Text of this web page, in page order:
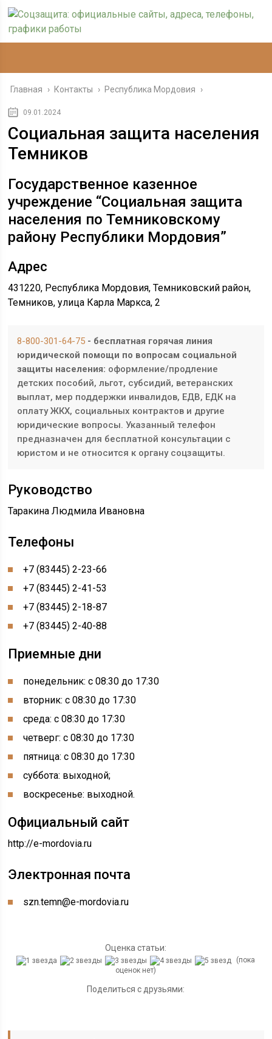
Главная › Контакты › Республика Мордовия ›
09.01.2024
Социальная защита населения
Темников
Государственное казенное
учреждение “Социальная защита
населения по Темниковскому
району Республики Мордовия”
Адрес
431220, Республика Мордовия, Темниковский район,
Темников, улица Карла Маркса, 2
8-800-301-64-75 - бесплатная горячая линия
юридической помощи по вопросам социальной
защиты населения: оформление/продление
детских пособий, льгот, субсидий, ветеранских
выплат, мер поддержки инвалидов, ЕДВ, ЕДК на
оплату ЖКХ, социальных контрактов и другие
юридические вопросы. Указанный телефон
предназначен для бесплатной консультации с
юристом и не относится к органу соцзащиты.
Руководство
Таракина Людмила Ивановна
Телефоны
+7 (83445) 2-23-66
+7 (83445) 2-41-53
+7 (83445) 2-18-87
+7 (83445) 2-40-88
Приемные дни
понедельник: с 08:30 до 17:30
вторник: с 08:30 до 17:30
среда: с 08:30 до 17:30
четверг: с 08:30 до 17:30
пятница: с 08:30 до 17:30
суббота: выходной;
воскресенье: выходной.
Официальный сайт
http://e-mordovia.ru
Электронная почта
szn.temn@e-mordovia.ru
Оценка статьи:
(пока
оценок нет)
Поделиться с друзьями: